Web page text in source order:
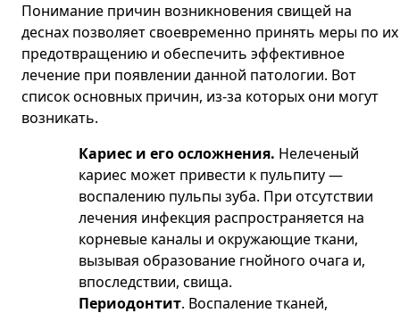
Понимание причин возникновения свищей на
деснах позволяет своевременно принять меры по их
предотвращению и обеспечить эффективное
лечение при появлении данной патологии. Вот
список основных причин, из-за которых они могут
возникать.
Кариес и его осложнения. Нелеченый
кариес может привести к пульпиту —
воспалению пульпы зуба. При отсутствии
лечения инфекция распространяется на
корневые каналы и окружающие ткани,
вызывая образование гнойного очага и,
впоследствии, свища.
Периодонтит. Воспаление тканей,